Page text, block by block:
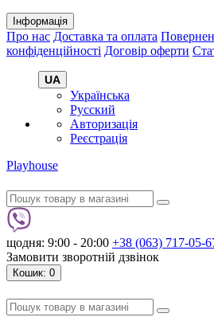
Інформація
Про нас Доставка та оплата
конфіденційності Договір оферти
UA
Українська
Русский
Авторизація
Реєстрація
Playhouse
щодня: 9:00 - 20:00 +38 (063) 717-05-
Замовити зворотній дзвінок
Кошик: 0